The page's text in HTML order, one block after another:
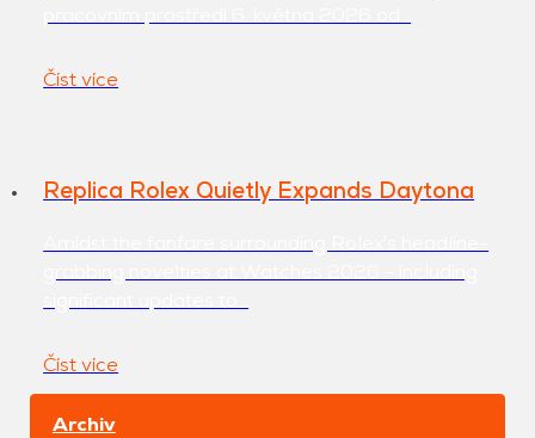
Číst více
Replica Rolex Quietly Expands Daytona
Číst více
Archiv